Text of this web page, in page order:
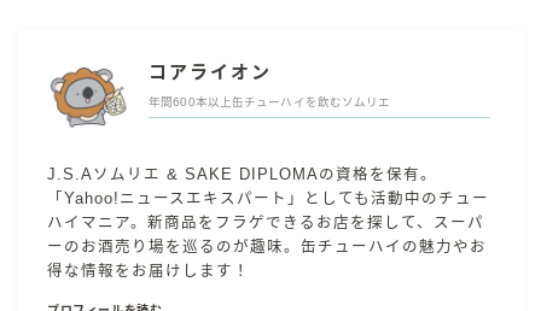
コアライオン
年間600本以上缶チューハイを飲むソムリエ
J.S.Aソムリエ & SAKE DIPLOMAの資格を保有。
「Yahoo!ニュースエキスパート」としても活動中のチュー
ハイマニア。新商品をフラゲできるお店を探して、スーパ
ーのお酒売り場を巡るのが趣味。缶チューハイの魅力やお
得な情報をお届けします！